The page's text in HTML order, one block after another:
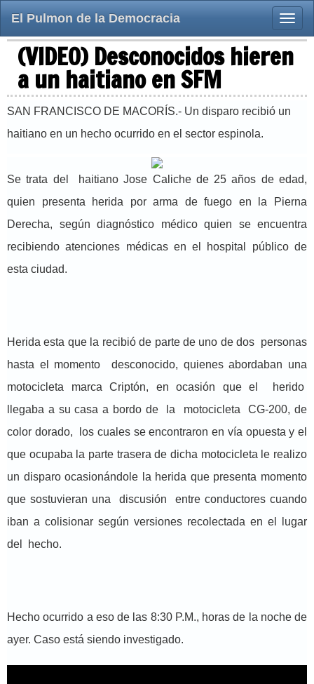
Toggle
El Pulmon de la Democracia
(VIDEO) Desconocidos hieren
a un haitiano en SFM
SAN FRANCISCO DE MACORÍS.- Un disparo recibió un
haitiano en un hecho ocurrido en el sector espinola.
Se trata del haitiano Jose Caliche de 25 años de edad,
quien presenta herida por arma de fuego en la Pierna
Derecha, según diagnóstico médico quien se encuentra
recibiendo atenciones médicas en el hospital público de
esta ciudad.
Herida esta que la recibió de parte de uno de dos personas
hasta el momento desconocido, quienes abordaban una
motocicleta marca Criptón, en ocasión que el herido
llegaba a su casa a bordo de la motocicleta CG-200, de
color dorado, los cuales se encontraron en vía opuesta y el
que ocupaba la parte trasera de dicha motocicleta le realizo
un disparo ocasionándole la herida que presenta momento
que sostuvieran una discusión entre conductores cuando
iban a colisionar según versiones recolectada en el lugar
del hecho.
Hecho ocurrido a eso de las 8:30 P.M., horas de la noche de
ayer. Caso está siendo investigado.